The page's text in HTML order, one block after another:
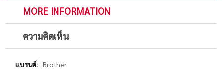
MORE INFORMATION
ความคิดเห็น
More
Brother